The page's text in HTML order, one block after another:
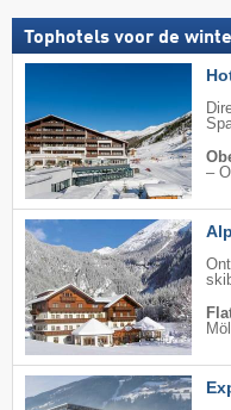
Tophotels voor de
–